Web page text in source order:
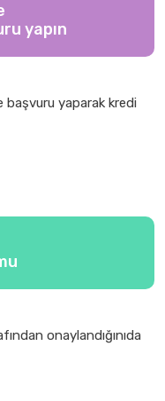
yapın
yaparak kredi
onaylandığınıda